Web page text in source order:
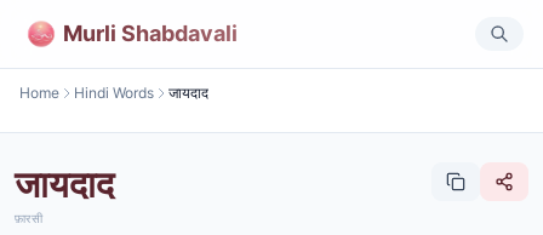
Murli Shabdavali
Home Hindi Words जायदाद
जायदाद
फ़ारसी